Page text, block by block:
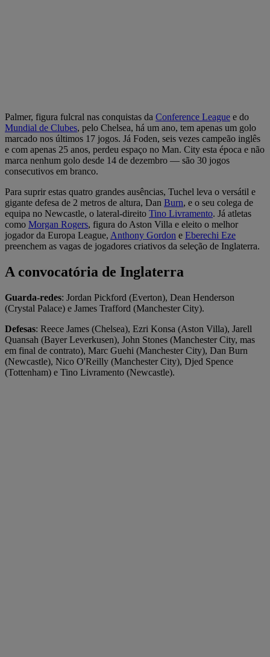
Palmer, figura fulcral nas conquistas da Conference League e do
Mundial de Clubes, pelo Chelsea, há um ano, tem apenas um golo
marcado nos últimos 17 jogos. Já Foden, seis vezes campeão inglês
e com apenas 25 anos, perdeu espaço no Man. City esta época e não
marca nenhum golo desde 14 de dezembro — são 30 jogos
consecutivos em branco.
Para suprir estas quatro grandes ausências, Tuchel leva o versátil e
gigante defesa de 2 metros de altura, Dan Burn, e o seu colega de
equipa no Newcastle, o lateral-direito Tino Livramento. Já atletas
como Morgan Rogers, figura do Aston Villa e eleito o melhor
jogador da Europa League, Anthony Gordon e Eberechi Eze
preenchem as vagas de jogadores criativos da seleção de Inglaterra.
A convocatória de Inglaterra
Guarda-redes: Jordan Pickford (Everton), Dean Henderson
(Crystal Palace) e James Trafford (Manchester City).
Defesas: Reece James (Chelsea), Ezri Konsa (Aston Villa), Jarell
Quansah (Bayer Leverkusen), John Stones (Manchester City, mas
em final de contrato), Marc Guehi (Manchester City), Dan Burn
(Newcastle), Nico O'Reilly (Manchester City), Djed Spence
(Tottenham) e Tino Livramento (Newcastle).